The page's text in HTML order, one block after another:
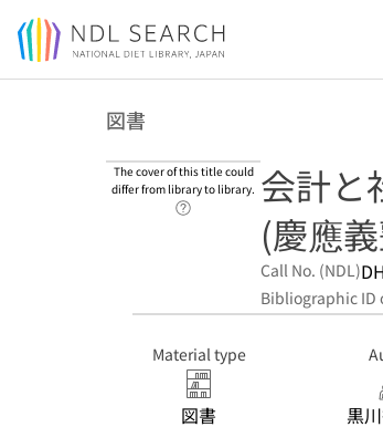
Jump to main content
図書
The cover of this title could
differ from library to library.
Link to Help Page
会計と
(慶應
Call No. (NDL)
Bibliographic ID
Material type
図書 黒